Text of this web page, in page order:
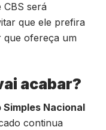
será
que ele prefira
ofereça um
acabar?
Simples Nacional
continua